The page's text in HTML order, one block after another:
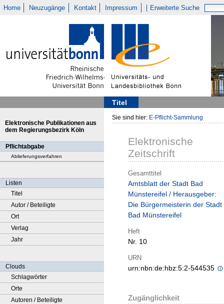
Home Neuzugänge Kontakt Impressum Erweiterte Suche
Titel
Elektronische Publikationen aus
dem Regierungsbezirk Köln
Pflichtabgabe
Ablieferungsverfahren
Listen
Titel
Autor / Beteiligte
Ort
Verlag
Jahr
Clouds
Schlagwörter
Orte
Autoren / Beteiligte
Sie sind hier: E-Pflicht-Sammlung
Elektronische
Zeitschrift
Gesamttitel
Amtsblatt der Stadt Bad
Münstereifel / Herausgeber:
Die Bürgermeisterin der Stadt
Bad Münstereifel
Heft
Nr. 10
URN
urn:nbn:de:hbz:5:2-544535
Zugänglichkeit